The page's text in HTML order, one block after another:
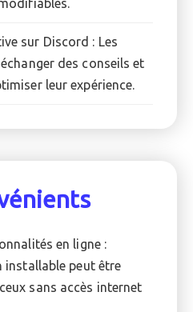
sur Discord : Les
des conseils et
leur expérience.
en ligne :
installable peut être
sans accès internet